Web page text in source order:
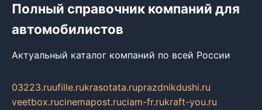
Полный справочник компаний для
автомобилистов
Актуальный каталог компаний по всей России
03223.ruufille.rukrasotata.ruprazdnikdushi.ru
veetbox.rucinemapost.ruciam-fr.rukraft-you.ru